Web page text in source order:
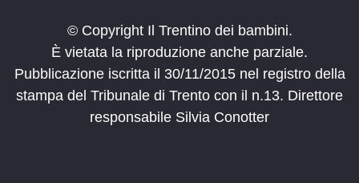
© Copyright Il Trentino dei bambini.
È vietata la riproduzione anche parziale.
Pubblicazione iscritta il 30/11/2015 nel registro della
stampa del Tribunale di Trento con il n.13. Direttore
responsabile Silvia Conotter